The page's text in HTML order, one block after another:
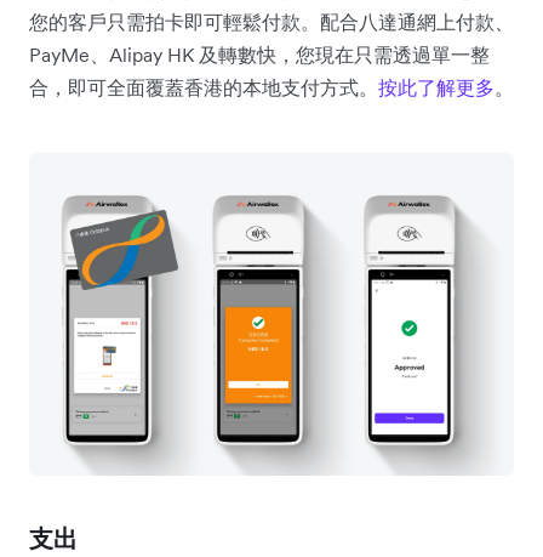
您的客戶只需拍卡即可輕鬆付款。配合八達通網上付款、
PayMe、Alipay HK 及轉數快，您現在只需透過單一整
合，即可全面覆蓋香港的本地支付方式。 按此了解更多。
支出